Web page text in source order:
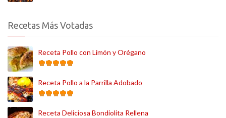
Recetas Más Votadas
Receta Pollo con Limón y Orégano
Receta Pollo a la Parrilla Adobado
Receta Deliciosa Bondiolita Rellena